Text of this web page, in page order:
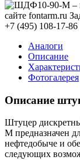
+7 (495) 108-17-86
Аналоги
Описание
Фотогалерея
Описание
Штуцер
М предназначен
нефтедобыче и
следующих